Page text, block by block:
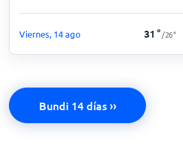
Viernes, 14 ago 31 ° /26°
Bundi 14 días ››